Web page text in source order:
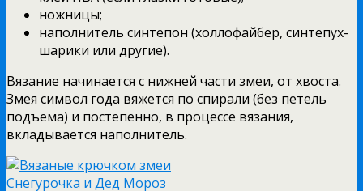
ножницы;
наполнитель синтепон (холлофайбер, синтепух-
шарики или другие).
Вязание начинается с нижней части змеи, от хвоста.
Змея символ года вяжется по спирали (без петель
подъема) и постепенно, в процессе вязания,
вкладывается наполнитель.